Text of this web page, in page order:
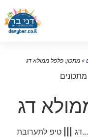
פלפל ממולא דג
דג
|||
טיפ לתערובת